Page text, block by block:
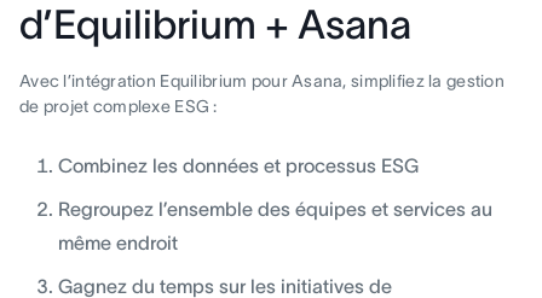
d’Equilibrium + Asana
Avec l’intégration Equilibrium pour Asana, simplifiez la gestion
de projet complexe ESG :
Combinez les données et processus ESG
Regroupez l’ensemble des équipes et services au
même endroit
Gagnez du temps sur les initiatives de